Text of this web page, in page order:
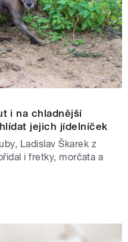
i na chladnější
jejich jídelníček
Ladislav Škarek z
i fretky, morčata a